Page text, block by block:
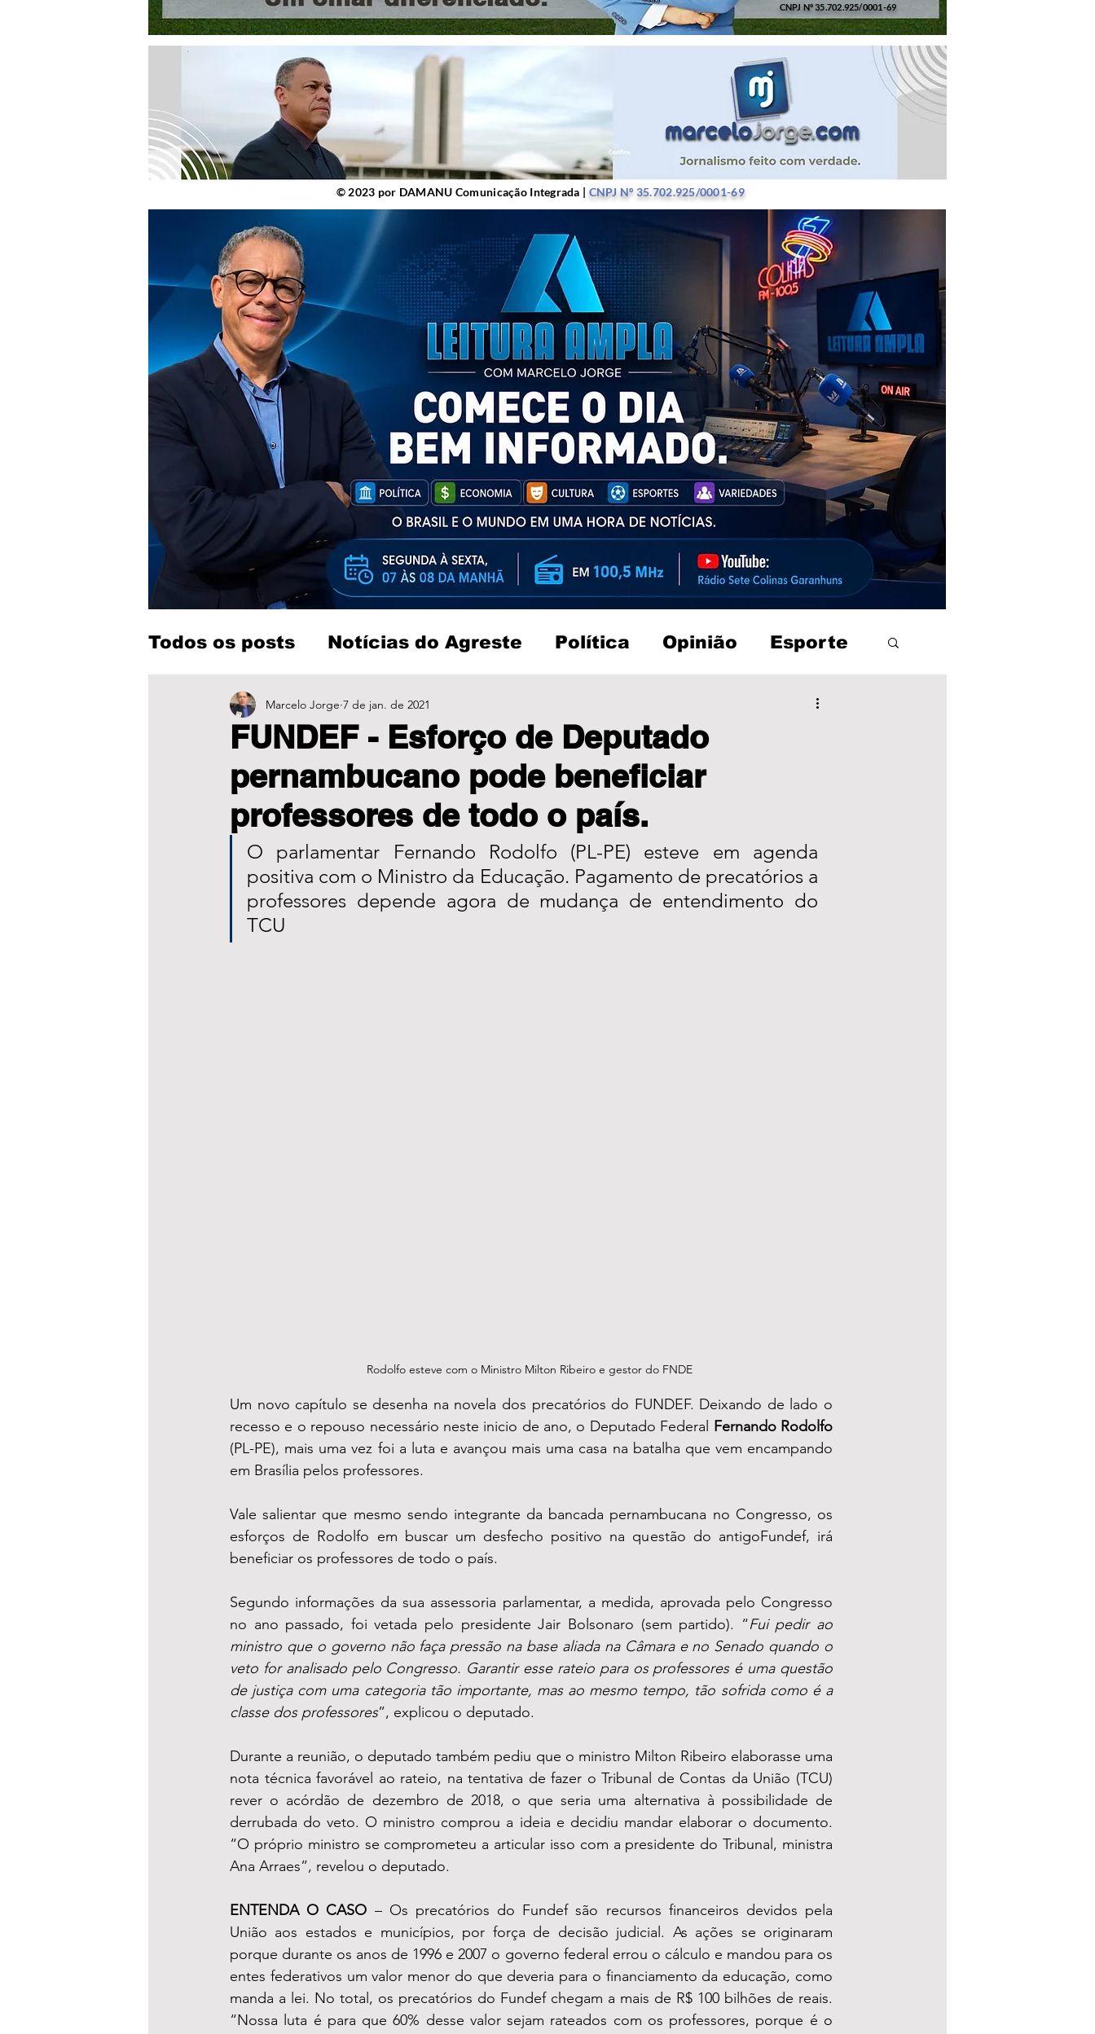
CNPJ Nº 35.702.925/0001-69
© 2023 por DAMANU Comunicação Integrada | CNPJ Nº 35.702.925/0001-69
© 2023 por DAMANU Comunicação Integrada | CNPJ Nº 35.702.925/0001-69
Todos os posts Notícias do Agreste Política Opinião Esporte
Entretenimento
FUNDEF - Esforço de Deputado
pernambucano pode beneficiar
professores de todo o país.
Marcelo Jorge 7 de jan. de 2021
O parlamentar Fernando Rodolfo (PL-PE) esteve em agenda
positiva com o Ministro da Educação. Pagamento de precatórios a
professores depende agora de mudança de entendimento do
TCU
Rodolfo esteve com o Ministro Milton Ribeiro e gestor do FNDE
Um novo capítulo se desenha na novela dos precatórios do FUNDEF. Deixando de lado o
recesso e o repouso necessário neste inicio de ano, o Deputado Federal
(PL-PE), mais uma vez foi a luta e avançou mais uma casa na batalha que vem encampando
em Brasília pelos professores.
Vale salientar que mesmo sendo integrante da bancada pernambucana no Congresso, os
esforços de Rodolfo em buscar um desfecho positivo na questão do antigoFundef, irá
beneficiar os professores de todo o país.
Segundo informações da sua assessoria parlamentar, a medida, aprovada pelo Congresso
no ano passado, foi vetada pelo presidente Jair Bolsonaro (sem partido). “Fui pedir ao
ministro que o governo não faça pressão na base aliada na Câmara e no Senado quando o
veto for analisado pelo Congresso. Garantir esse rateio para os professores é uma questão
de justiça com uma categoria tão importante, mas ao mesmo tempo, tão sofrida como é a
classe dos professores”, explicou o deputado.
Durante a reunião, o deputado também pediu que o ministro Milton Ribeiro elaborasse uma
nota técnica favorável ao rateio, na tentativa de fazer o Tribunal de Contas da União (TCU)
rever o acórdão de dezembro de 2018, o que seria uma alternativa à possibilidade de
derrubada do veto. O ministro comprou a ideia e decidiu mandar elaborar o documento.
“O próprio ministro se comprometeu a articular isso com a presidente do Tribunal, ministra
Ana Arraes”, revelou o deputado.
ENTENDA O CASO – Os precatórios do Fundef são recursos financeiros devidos pela
União aos estados e municípios, por força de decisão judicial. As ações se originaram
porque durante os anos de 1996 e 2007 o governo federal errou o cálculo e mandou para os
entes federativos um valor menor do que deveria para o financiamento da educação, como
manda a lei. No total, os precatórios do Fundef chegam a mais de R$ 100 bilhões de reais.
“Nossa luta é para que 60% desse valor sejam rateados com os professores, porque é o